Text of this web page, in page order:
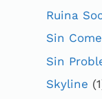
Ruina
Sin
Sin
Skyline